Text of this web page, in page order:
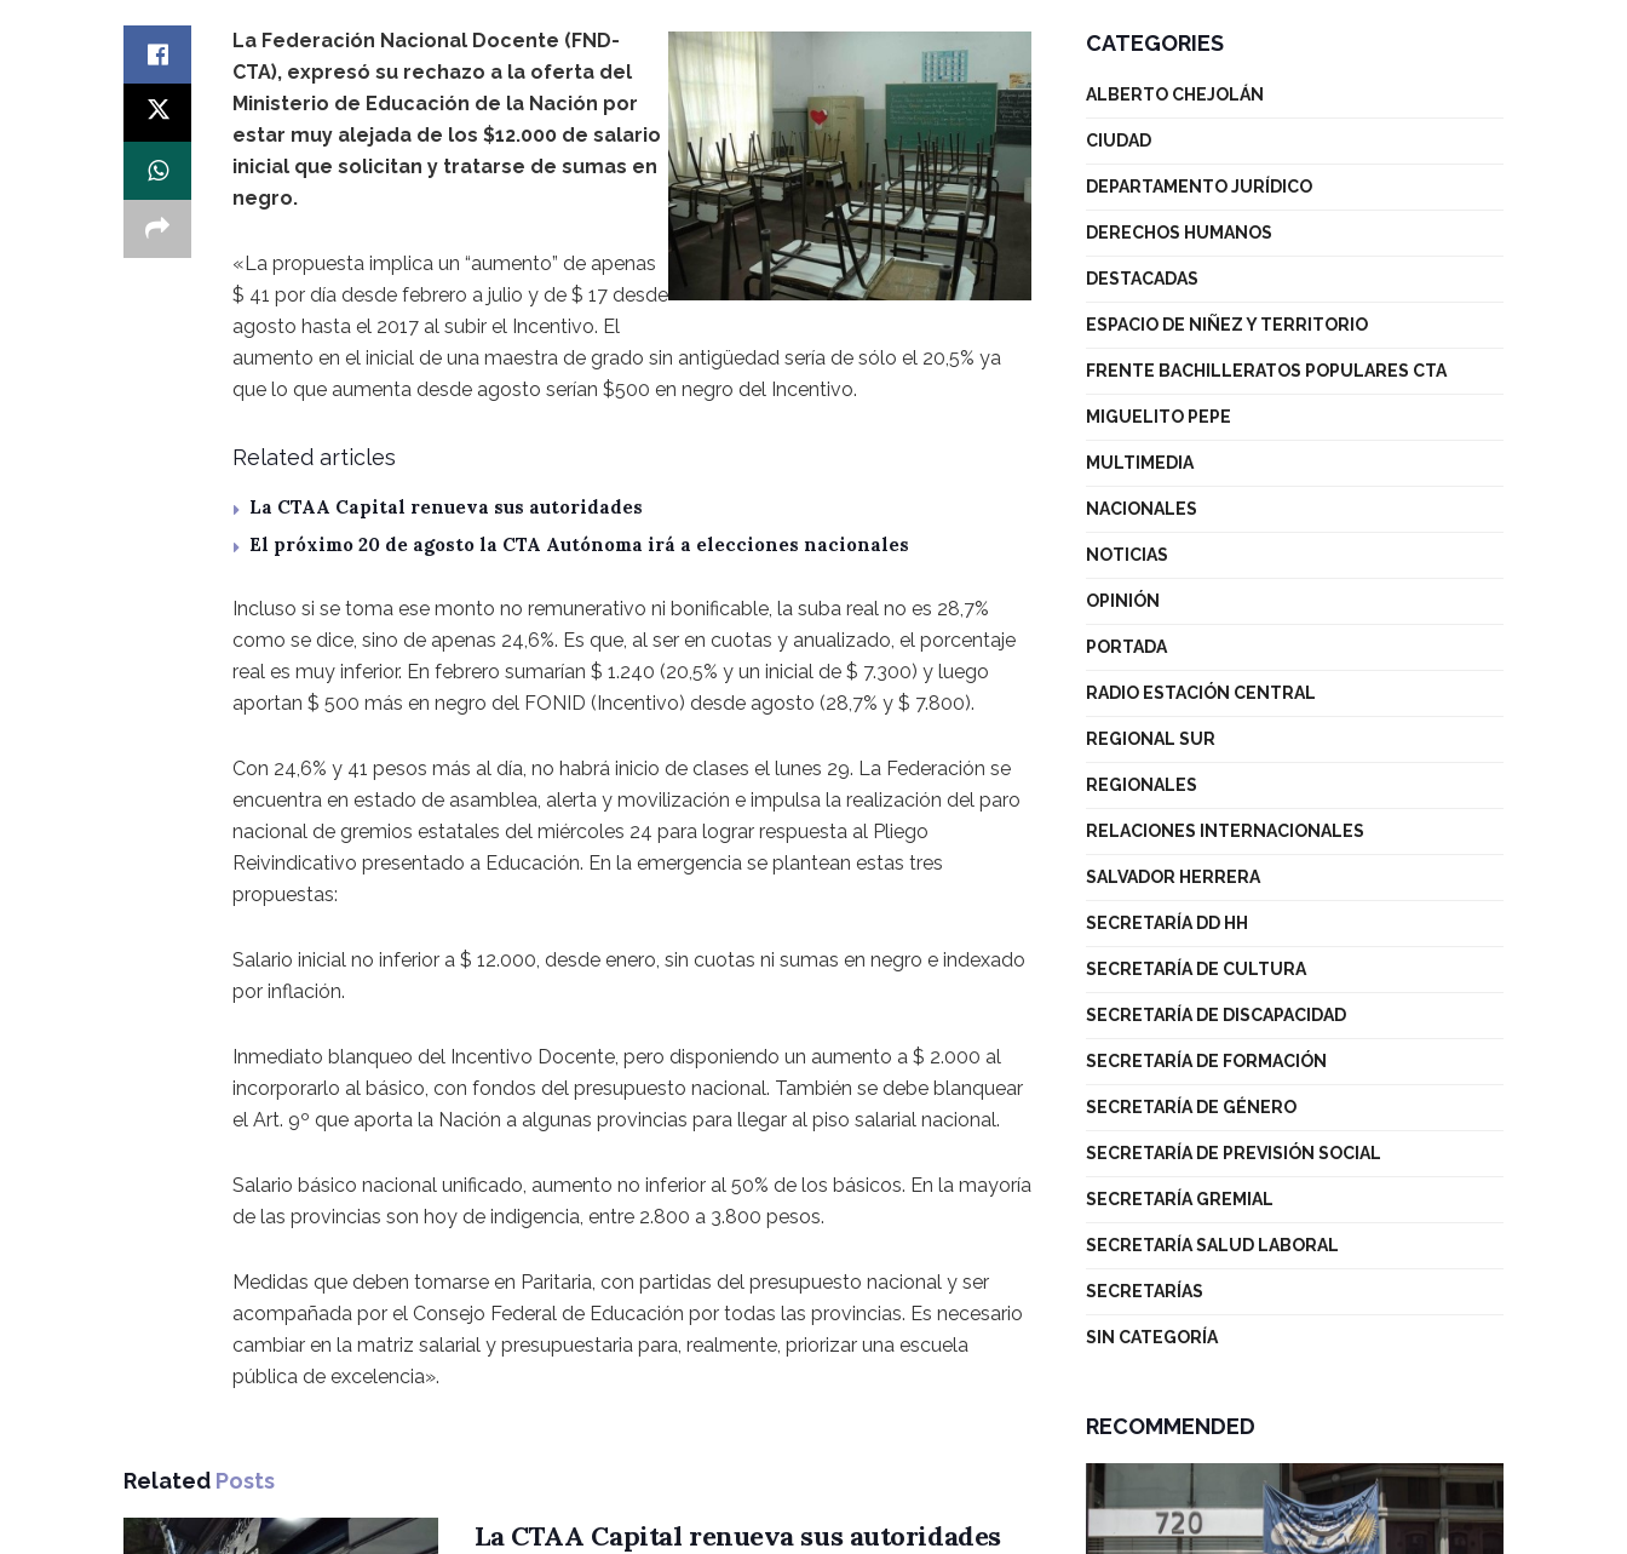
La Federación Nacional Docente (FND-
CTA), expresó su rechazo a la oferta del
Ministerio de Educación de la Nación por
estar muy alejada de los $12.000 de salario
inicial que solicitan y tratarse de sumas en
negro.
«La propuesta implica un “aumento” de apenas
$ 41 por día desde febrero a julio y de $ 17 desde
agosto hasta el 2017 al subir el Incentivo. El
aumento en el inicial de una maestra de grado sin antigüedad sería de sólo el 20,5% ya
que lo que aumenta desde agosto serían $500 en negro del Incentivo.
Related articles
La CTAA Capital renueva sus autoridades
El próximo 20 de agosto la CTA Autónoma irá a elecciones nacionales
Incluso si se toma ese monto no remunerativo ni bonificable, la suba real no es 28,7%
como se dice, sino de apenas 24,6%. Es que, al ser en cuotas y anualizado, el porcentaje
real es muy inferior. En febrero sumarían $ 1.240 (20,5% y un inicial de $ 7.300) y luego
aportan $ 500 más en negro del FONID (Incentivo) desde agosto (28,7% y $ 7.800).
Con 24,6% y 41 pesos más al día, no habrá inicio de clases el lunes 29. La Federación se
encuentra en estado de asamblea, alerta y movilización e impulsa la realización del paro
nacional de gremios estatales del miércoles 24 para lograr respuesta al Pliego
Reivindicativo presentado a Educación. En la emergencia se plantean estas tres
propuestas:
Salario inicial no inferior a $ 12.000, desde enero, sin cuotas ni sumas en negro e indexado
por inflación.
Inmediato blanqueo del Incentivo Docente, pero disponiendo un aumento a $ 2.000 al
incorporarlo al básico, con fondos del presupuesto nacional. También se debe blanquear
el Art. 9º que aporta la Nación a algunas provincias para llegar al piso salarial nacional.
Salario básico nacional unificado, aumento no inferior al 50% de los básicos. En la mayoría
de las provincias son hoy de indigencia, entre 2.800 a 3.800 pesos.
Medidas que deben tomarse en Paritaria, con partidas del presupuesto nacional y ser
acompañada por el Consejo Federal de Educación por todas las provincias. Es necesario
cambiar en la matriz salarial y presupuestaria para, realmente, priorizar una escuela
pública de excelencia».
Related Posts
La CTAA Capital renueva sus autoridades
CATEGORIES
ALBERTO CHEJOLÁN
CIUDAD
DEPARTAMENTO JURÍDICO
DERECHOS HUMANOS
DESTACADAS
ESPACIO DE NIÑEZ Y TERRITORIO
FRENTE BACHILLERATOS POPULARES CTA
MIGUELITO PEPE
MULTIMEDIA
NACIONALES
NOTICIAS
OPINIÓN
PORTADA
RADIO ESTACIÓN CENTRAL
REGIONAL SUR
REGIONALES
RELACIONES INTERNACIONALES
SALVADOR HERRERA
SECRETARÍA DD HH
SECRETARÍA DE CULTURA
SECRETARÍA DE DISCAPACIDAD
SECRETARÍA DE FORMACIÓN
SECRETARÍA DE GÉNERO
SECRETARÍA DE PREVISIÓN SOCIAL
SECRETARÍA GREMIAL
SECRETARÍA SALUD LABORAL
SECRETARÍAS
SIN CATEGORÍA
RECOMMENDED